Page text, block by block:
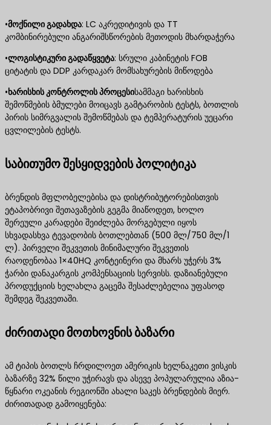
•მოქნილი გადახდა​: LC აკრედიტივის და TT
კომბინირებული ანგარიშსწორების მეთოდის მხარდაჭერა
•ლოგისტიკური გადაწყვეტა​: სრული კაბინეტის FOB
ციტატის და DDP კარდაკარ მომსახურების მიწოდება
•ხარისხის კონტროლის პროცესისამმაგი ხარისხის
შემოწმების ბმულები მოიცავს გამტარობის ტესტს, ბოთლის
პირის სიმრგვალის შემოწმებას და ტემპერატურის უეცარი
ცვლილების ტესტს.
საბითუმო შესყიდვების პოლიტიკა
ბრენდის მფლობელებისა და დისტრიბუტორებისთვის
ეტაპობრივი შეთავაზების გეგმა მიაწოდეთ, ხოლო
შერეული კარადები შეიძლება მორგებული იყოს
სხვადასხვა ტევადობის ბოთლებთან (500 მლ/750 მლ/1
ლ). პირველი შეკვეთის მინიმალური შეკვეთის
რაოდენობაა 1×40HQ კონტეინერი და მხარს უჭერს 3%
ჭარბი დანაკარგის კომპენსაციის სერვისს. დაზიანებული
პროდუქციის ხელახლა გაცემა შესაძლებელია უფასოდ
შემდეგ შეკვეთაში.
ძირითადი მოთხოვნის ბაზარი
ამ ტიპის ბოთლს ჩრდილოეთ ამერიკის ხელნაკეთი ვისკის
ბაზარზე 32% წილი უჭირავს და ასევე პოპულარულია აზია-
წყნარი ოკეანის რეგიონში ახალი საკეს ბრენდების მიერ.
ძირითადად გამოიყენება: